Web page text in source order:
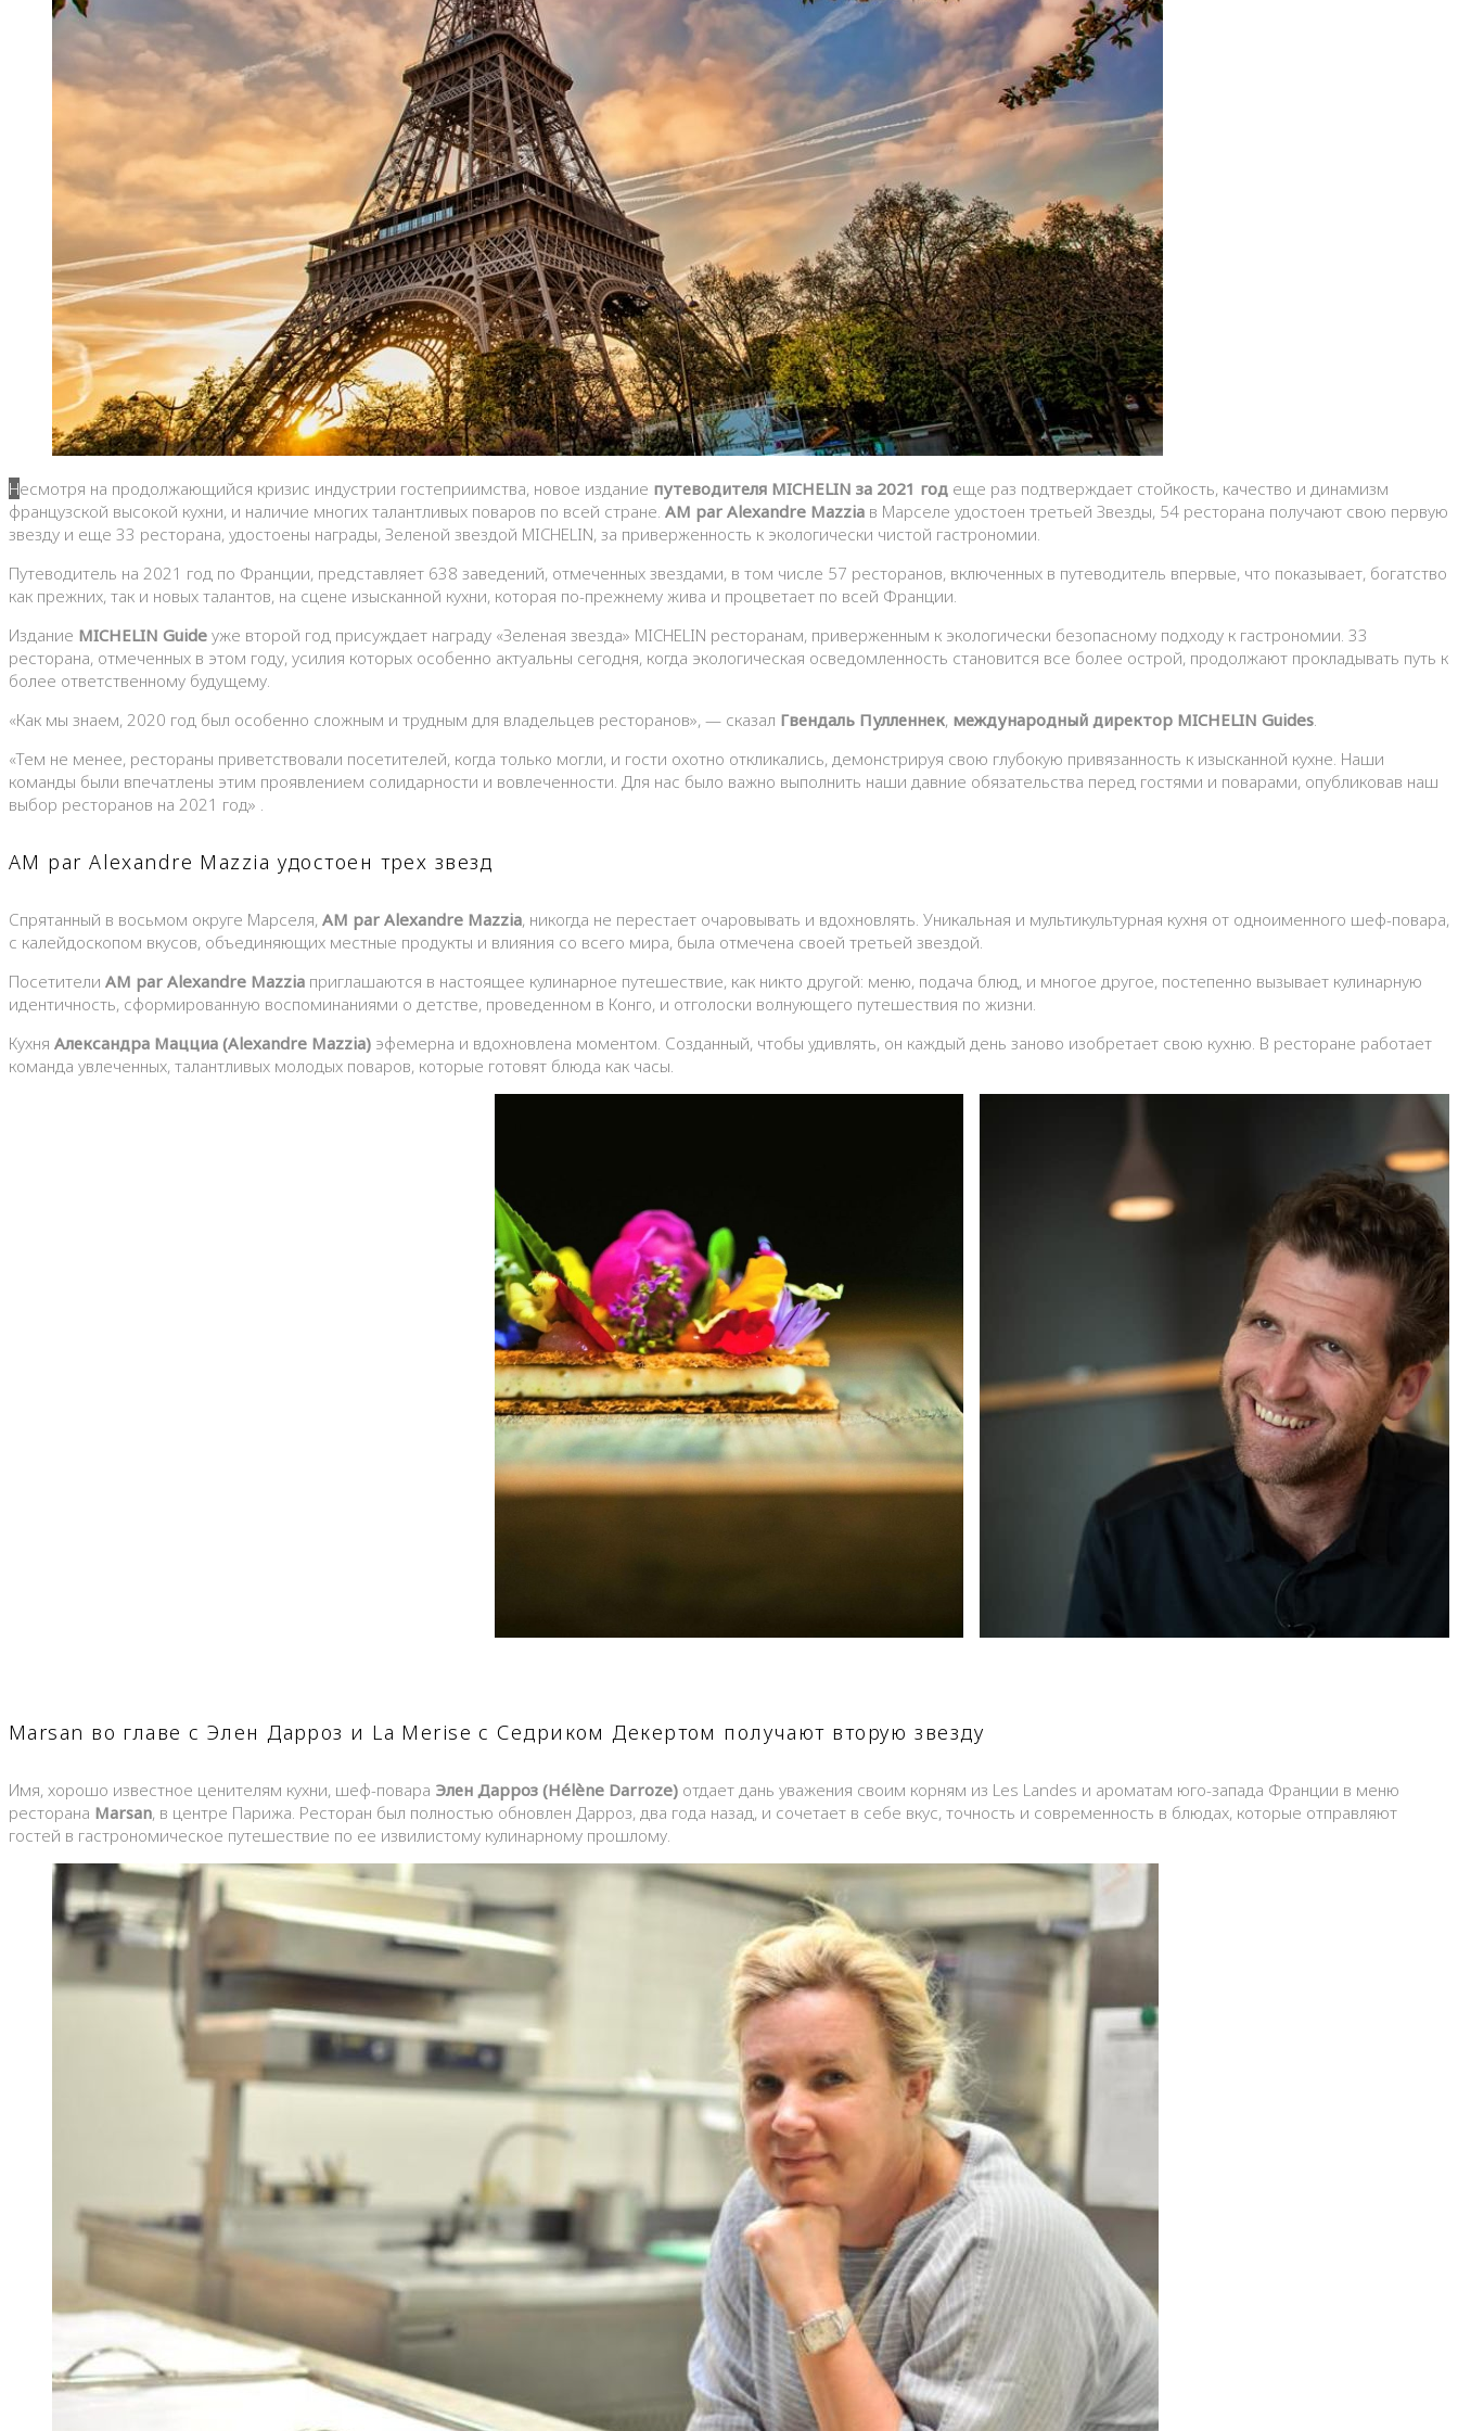
Несмотря на продолжающийся кризис индустрии гостеприимства, новое издание путеводителя MICHELIN за 2021 год еще раз подтверждает стойкость, качество и динамизм
французской высокой кухни, и наличие многих талантливых поваров по всей стране. AM par Alexandre Mazzia в Марселе удостоен третьей Звезды, 54 ресторана получают свою первую
звезду и еще 33 ресторана, удостоены награды, Зеленой звездой MICHELIN, за приверженность к экологически чистой гастрономии.
Путеводитель на 2021 год по Франции, представляет 638 заведений, отмеченных звездами, в том числе 57 ресторанов, включенных в путеводитель впервые, что показывает, богатство
как прежних, так и новых талантов, на сцене изысканной кухни, которая по-прежнему жива и процветает по всей Франции.
Издание MICHELIN Guide уже второй год присуждает награду «Зеленая звезда» MICHELIN ресторанам, приверженным к экологически безопасному подходу к гастрономии. 33
ресторана, отмеченных в этом году, усилия которых особенно актуальны сегодня, когда экологическая осведомленность становится все более острой, продолжают прокладывать путь к
более ответственному будущему.
«Как мы знаем, 2020 год был особенно сложным и трудным для владельцев ресторанов», — сказал Гвендаль Пулленнек, международный директор MICHELIN Guides
«Тем не менее, рестораны приветствовали посетителей, когда только могли, и гости охотно откликались, демонстрируя свою глубокую привязанность к изысканной кухне. Наши
команды были впечатлены этим проявлением солидарности и вовлеченности. Для нас было важно выполнить наши давние обязательства перед гостями и поварами, опубликовав наш
выбор ресторанов на 2021 год» .
AM par Alexandre Mazzia удостоен трех звезд
Спрятанный в восьмом округе Марселя, AM par Alexandre Mazzia, никогда не перестает очаровывать и вдохновлять. Уникальная и мультикультурная кухня от одноименного шеф-повара,
с калейдоскопом вкусов, объединяющих местные продукты и влияния со всего мира, была отмечена своей третьей звездой.
Посетители AM par Alexandre Mazzia приглашаются в настоящее кулинарное путешествие, как никто другой: меню, подача блюд, и многое другое, постепенно вызывает кулинарную
идентичность, сформированную воспоминаниями о детстве, проведенном в Конго, и отголоски волнующего путешествия по жизни.
Кухня Александра Мацциа (Alexandre Mazzia) эфемерна и вдохновлена ​​моментом. Созданный, чтобы удивлять, он каждый день заново изобретает свою кухню. В ресторане работает
команда увлеченных, талантливых молодых поваров, которые готовят блюда как часы.
Marsan во главе с Элен Дарроз и La Merise с Седриком Декертом получают вторую звезду
Имя, хорошо известное ценителям кухни, шеф-повара Элен Дарроз (Hélène Darroze) отдает дань уважения своим корням из Les Landes и ароматам юго-запада Франции в меню
ресторана Marsan, в центре Парижа. Ресторан был полностью обновлен Дарроз, два года назад, и сочетает в себе вкус, точность и современность в блюдах, которые отправляют
гостей в гастрономическое путешествие по ее извилистому кулинарному прошлому.